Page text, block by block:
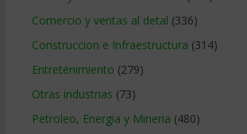
Comercio y ventas al detal (336)
Construccion e Infraestructura (314)
Entretenimiento (279)
Otras industrias (73)
Petroleo, Energia y Mineria (480)